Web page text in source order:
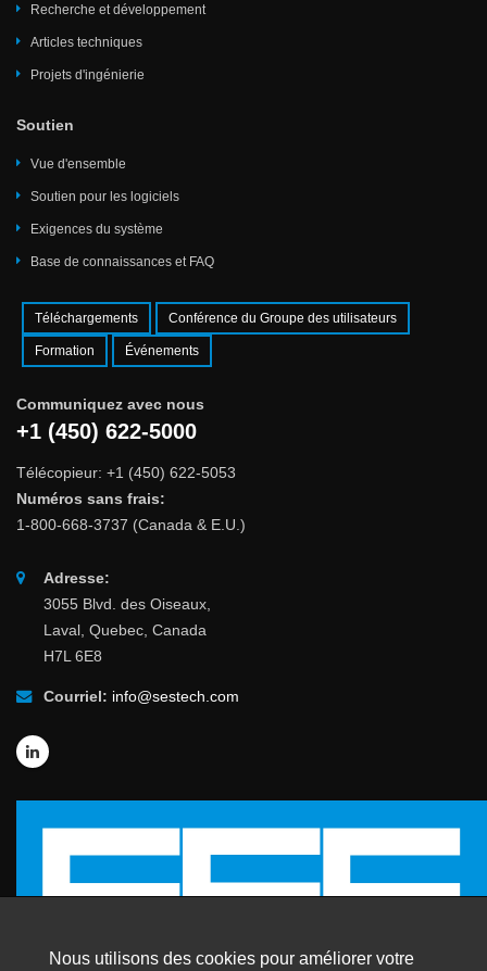
Recherche et développement
Articles techniques
Projets d'ingénierie
Soutien
Vue d'ensemble
Soutien pour les logiciels
Exigences du système
Base de connaissances et FAQ
Téléchargements Conférence du Groupe des utilisateurs
Formation Événements
Communiquez avec nous
+1 (450) 622-5000
Télécopieur: +1 (450) 622-5053
Numéros sans frais:
1-800-668-3737 (Canada & E.U.)
Adresse:
3055 Blvd. des Oiseaux,
Laval, Quebec, Canada
H7L 6E8
Courriel: info@sestech.com
Nous utilisons des cookies pour améliorer votre